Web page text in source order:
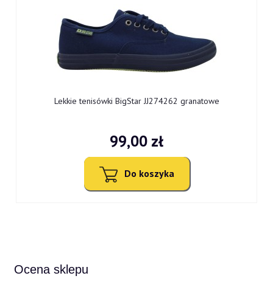
Lekkie tenisówki BigStar JJ274262 granatowe
99,00 zł
Do koszyka
Ocena sklepu